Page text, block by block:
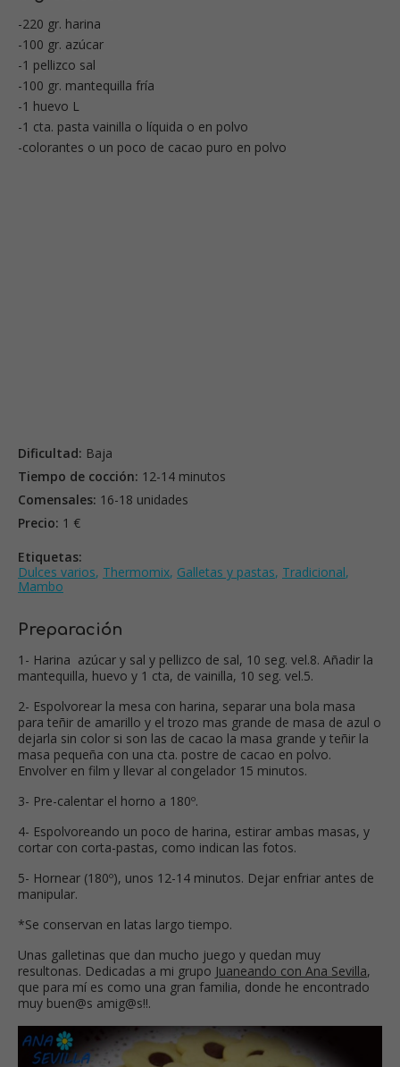
-220 gr. harina
-100 gr. azúcar
-1 pellizco sal
-100 gr. mantequilla fría
-1 huevo L
-1 cta. pasta vainilla o líquida o en polvo
-colorantes o un poco de cacao puro en polvo
Dificultad: Baja
Tiempo de cocción: 12-14 minutos
Comensales: 16-18 unidades
Precio: 1 €
Etiquetas:
Dulces varios, Thermomix, Galletas y pastas, Tradicional,
Mambo
Preparación
1- Harina azúcar y sal y pellizco de sal, 10 seg. vel.8. Añadir la
mantequilla, huevo y 1 cta, de vainilla, 10 seg. vel.5.
2- Espolvorear la mesa con harina, separar una bola masa
para teñir de amarillo y el trozo mas grande de masa de azul o
dejarla sin color si son las de cacao la masa grande y teñir la
masa pequeña con una cta. postre de cacao en polvo.
Envolver en film y llevar al congelador 15 minutos.
3- Pre-calentar el horno a 180º.
4- Espolvoreando un poco de harina, estirar ambas masas, y
cortar con corta-pastas, como indican las fotos.
5- Hornear (180º), unos 12-14 minutos. Dejar enfriar antes de
manipular.
*Se conservan en latas largo tiempo.
Unas galletinas que dan mucho juego y quedan muy
resultonas. Dedicadas a mi grupo Juaneando con Ana Sevilla,
que para mí es como una gran familia, donde he encontrado
muy buen@s amig@s!!.